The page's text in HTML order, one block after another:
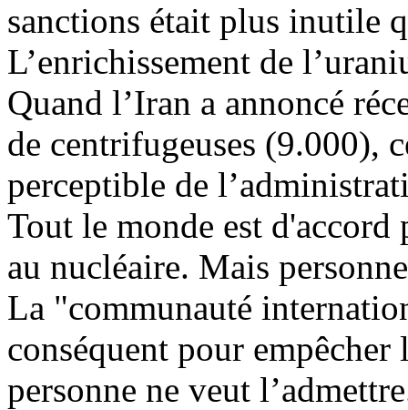
sanctions était plus inutile
L’enrichissement de
Quand l’Iran a annoncé
de centrifugeuses (9.000),
perceptible de
Tout le monde est d'accord
au nucléaire. Mais
La "communauté
conséquent pour
personne ne veut